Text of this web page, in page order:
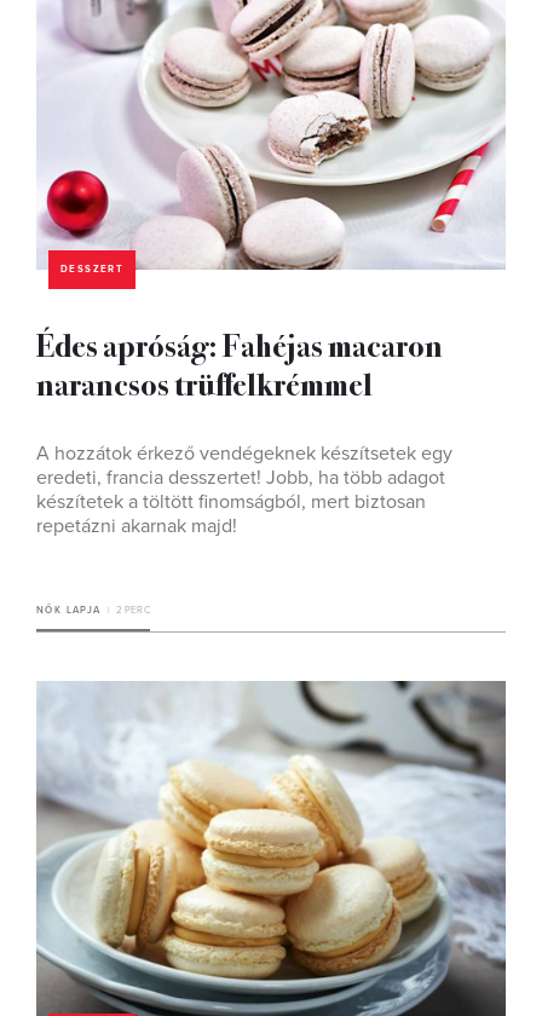
DESSZERT
Édes apróság: Fahéjas macaron
narancsos trüffelkrémmel
A hozzátok érkező vendégeknek készítsetek egy
eredeti, francia desszertet! Jobb, ha több adagot
készítetek a töltött finomságból, mert biztosan
repetázni akarnak majd!
NŐK LAPJA 2 PERC